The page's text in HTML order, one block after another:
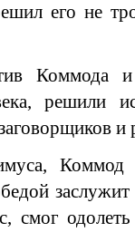
его не
Коммода
решили
и
смог